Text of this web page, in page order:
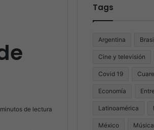
de lectura
Tags
Argentina
Cine y televisión
Covid 19
Economía
Latinoamérica
México Música